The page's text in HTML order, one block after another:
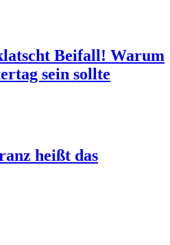
Beifall! Warum
sein sollte
heißt das